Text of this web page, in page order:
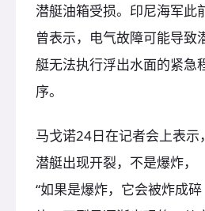
潜艇油箱受损。印尼海军此
曾表示，电气故障可能导致
艇无法执行浮出水面的紧急
序。
马戈诺24日在记者会上表示，
潜艇出现开裂，不是爆炸，
“如果是爆炸，它会被炸成碎